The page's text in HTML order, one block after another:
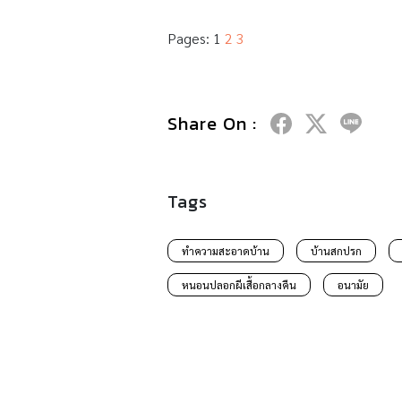
Pages: 1 2 3
Share On :
Tags
ทำความสะอาดบ้าน บ้านสกปรก
หนอนปลอกผีเสื้อกลางคืน อนามัย